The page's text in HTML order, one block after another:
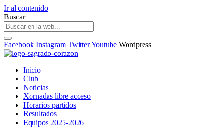
Ir al contenido
Buscar
Facebook Instagram TwitterYoutube Wordpress
Inicio
Club
Noticias
Xornadas libre acceso
Horarios partidos
Resultados
Equipos 2025-2026